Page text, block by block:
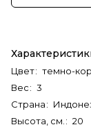
Цвет: темно-
Вес: 3
Страна:
Высота, см. : 20